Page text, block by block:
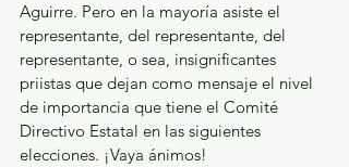
Aguirre. Pero en la mayoría asiste el
representante, del representante, del
representante, o sea, insignificantes
priistas que dejan como mensaje el nivel
de importancia que tiene el Comité
Directivo Estatal en las siguientes
elecciones. ¡Vaya ánimos!